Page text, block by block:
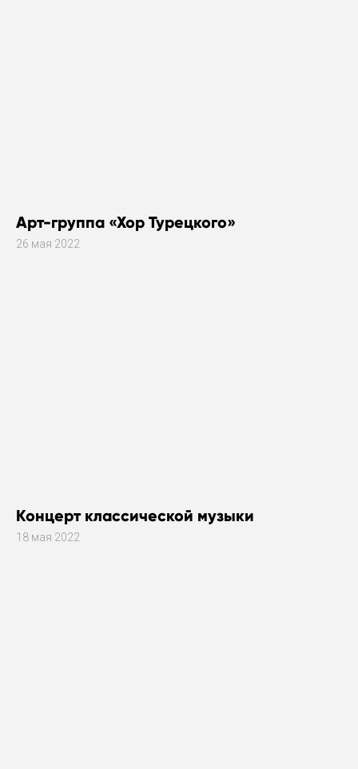
Арт-группа «Хор Турецкого»
26 мая 2022
Концерт классической музыки
18 мая 2022